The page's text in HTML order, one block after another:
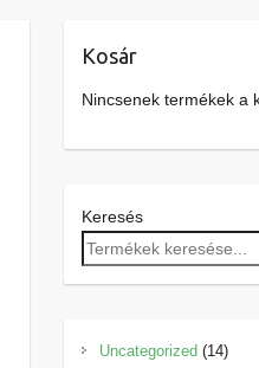
Kosár
Nincsenek termékek a
Keresés
Uncategorized 1414